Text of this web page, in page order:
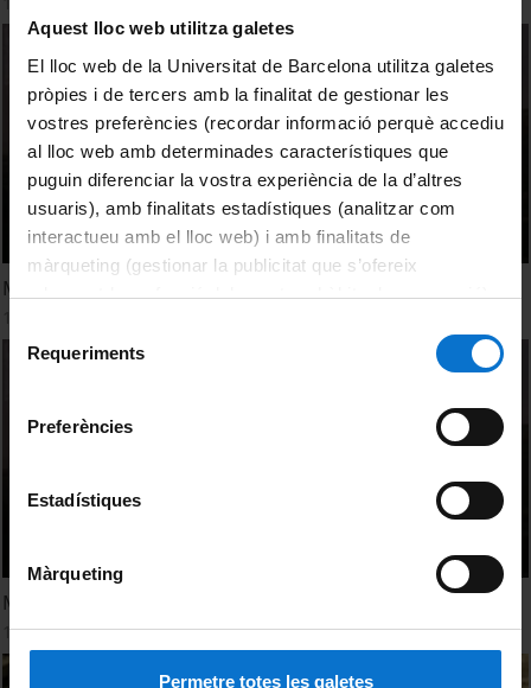
Aquest lloc web utilitza galetes
El lloc web de la Universitat de Barcelona utilitza galetes
pròpies i de tercers amb la finalitat de gestionar les
vostres preferències (recordar informació perquè accediu
al lloc web amb determinades característiques que
puguin diferenciar la vostra experiència de la d’altres
usuaris), amb finalitats estadístiques (analitzar com
interactueu amb el lloc web) i amb finalitats de
màrqueting (gestionar la publicitat que s’ofereix
adequant-la en funció dels vostres hàbits de navegació).
consultar laPolítica de galetes del lloc web de la
Requeriments
Preferències
Estadístiques
Màrqueting
Permetre totes les galetes
Medea, la Tragedia
Medea, la Tragèdia
1 Diciembre, 2009